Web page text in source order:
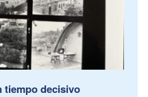
tiempo decisivo